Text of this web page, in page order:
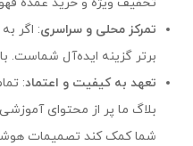
تمرکز محلی و سراسری: اگر
برتر گزینه ایده‌آل شماست. با شبکه توزیع
تعهد به کیفیت و اعتماد:
بلاگ ما پر از محتوای
شما کمک کند تصمیمات